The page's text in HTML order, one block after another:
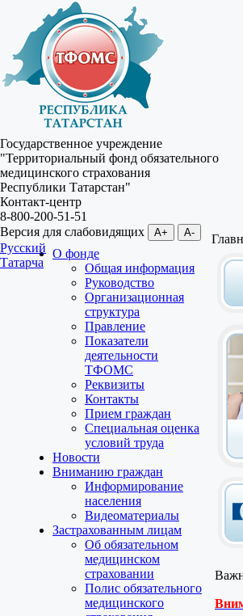
Государственное учреждение
"Территориальный фонд обязательного
медицинского страхования
Республики Татарстан"
Контакт-центр
8-800-200-51-51
Версия для слабовидящих
A+ A-
Русский
Татарча
О фонде
Общая информация
Руководство
Организационная
структура
Правление
Показатели
деятельности
ТФОМС
Реквизиты
Контакты
Прием граждан
Специальная оценка
условий труда
Новости
Вниманию граждан
Информирование
населения
Видеоматериалы
Застрахованным лицам
Об обязательном
медицинском
страховании
Полис обязательного
медицинского